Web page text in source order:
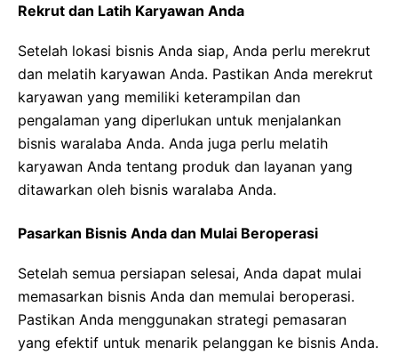
Rekrut dan Latih Karyawan Anda
Setelah lokasi bisnis Anda siap, Anda perlu merekrut
dan melatih karyawan Anda. Pastikan Anda merekrut
karyawan yang memiliki keterampilan dan
pengalaman yang diperlukan untuk menjalankan
bisnis waralaba Anda. Anda juga perlu melatih
karyawan Anda tentang produk dan layanan yang
ditawarkan oleh bisnis waralaba Anda.
Pasarkan Bisnis Anda dan Mulai Beroperasi
Setelah semua persiapan selesai, Anda dapat mulai
memasarkan bisnis Anda dan memulai beroperasi.
Pastikan Anda menggunakan strategi pemasaran
yang efektif untuk menarik pelanggan ke bisnis Anda.